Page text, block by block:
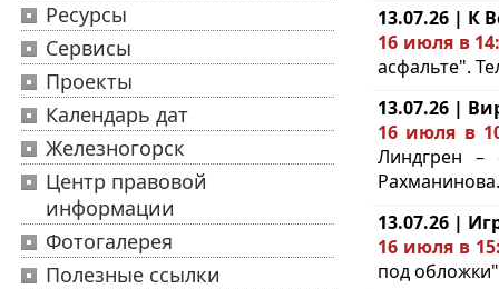
Ресурсы
Сервисы
Проекты
Календарь дат
Железногорск
Центр правовой
информации
Фотогалерея
Полезные ссылки
13.07.26 | К
16 июля в
асфальте".
13.07.26 |
16 июля в
Линдгрен –
13.07.26 |
16 июля в
под